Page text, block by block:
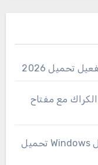
6.43 Internet Download Manager الكراك مع مفتاح
1.0.0 Helium الكراك + لنظام التشغيل Windows تحميل